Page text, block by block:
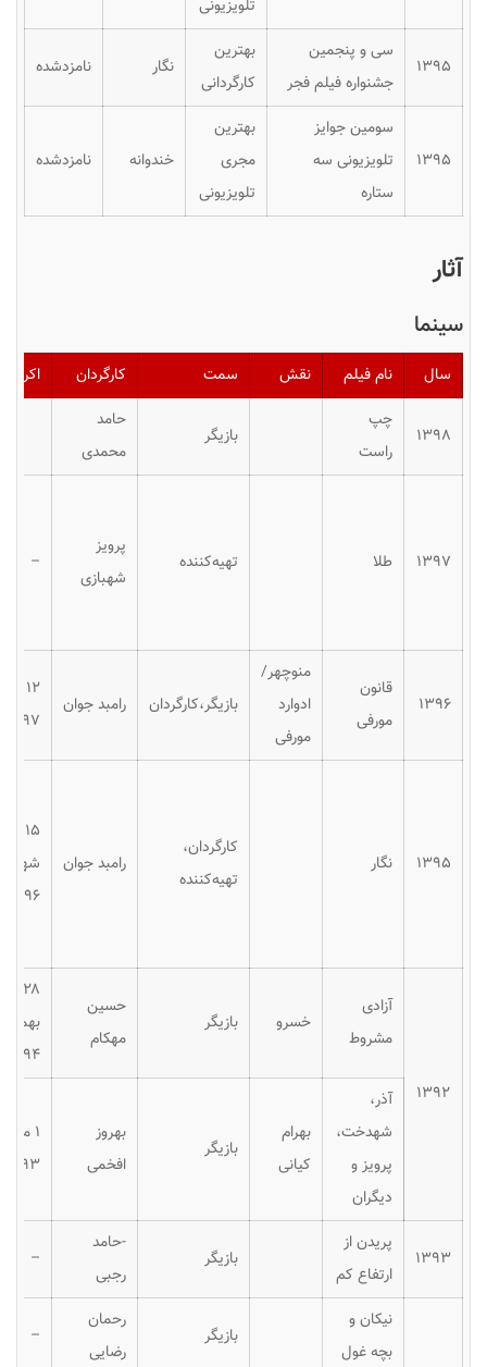
تلویزیونی
۱۳۹۵
سی و پنجمین
جشنواره فیلم فجر
بهترین
کارگردانی
نگار نامزدشده
۱۳۹۵
سومین جوایز
تلویزیونی سه
ستاره
بهترین
مجری
تلویزیونی
خندوانه نامزدشده
آثار
سینما
سال نام فیلم نقش سمت کارگردان اکران
۱۳۹۸
چپ
راست
بازیگر
حامد
محمدی
۱۳۹۷ طلا تهیه‌کننده
پرویز
شهبازی
–
۱۳۹۶
قانون
مورفی
منوچهر/
ادوارد
مورفی
بازیگر،کارگردان رامبد جوان
۱۳۹۷
۱۳۹۵ نگار
کارگردان،
تهیه‌کننده
رامبد جوان
۱۵
۱۳۹۶
۱۳۹۲
آزادی
مشروط
خسرو بازیگر
حسین
مهکام
۲۸
بهمن
۱۳۹۴
آذر،
شهدخت،
پرویز و
دیگران
بهرام
کیانی
بازیگر
بهروز
افخمی
۱ مرداد
۱۳۹۳
۱۳۹۳
پریدن از
ارتفاع کم
بازیگر
-حامد
رجبی
–
نیکان و
بچه غول
بازیگر
رحمان
رضایی
–